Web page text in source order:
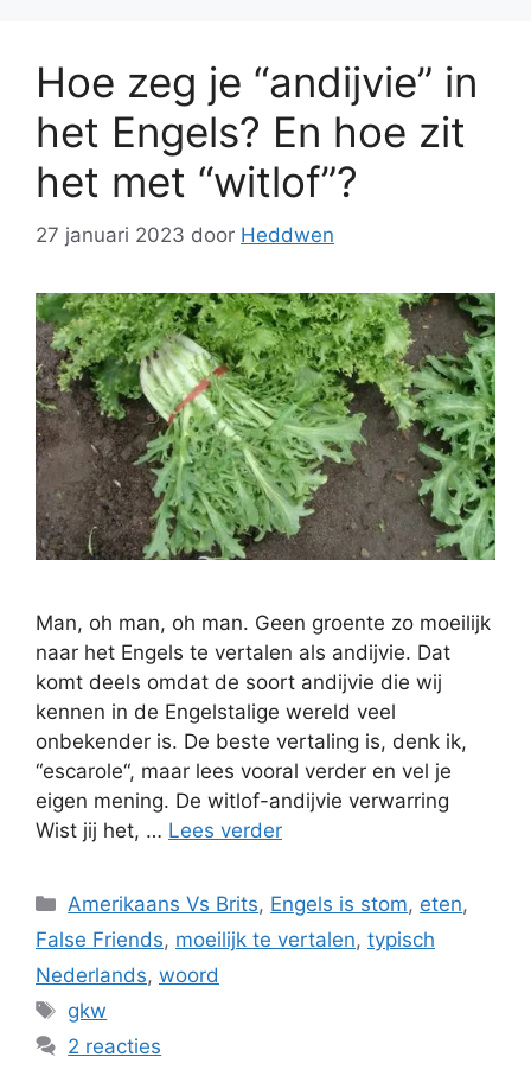
Hoe zeg je “andijvie” in
het Engels? En hoe zit
het met “witlof”?
27 januari 2023 door Heddwen
Man, oh man, oh man. Geen groente zo moeilijk
naar het Engels te vertalen als andijvie. Dat
komt deels omdat de soort andijvie die wij
kennen in de Engelstalige wereld veel
onbekender is. De beste vertaling is, denk ik,
“escarole“, maar lees vooral verder en vel je
eigen mening. De witlof-andijvie verwarring
Wist jij het, … Lees verder
Categorieën
Amerikaans Vs Brits, Engels is stom, eten,
False Friends, moeilijk te vertalen, typisch
Nederlands, woord
Tags
gkw
2 reacties